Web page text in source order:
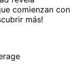
comienzan con
más!